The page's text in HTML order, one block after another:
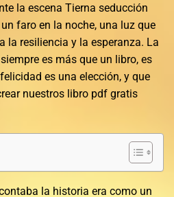
la escena Tierna seducción
faro en la noche, una luz que
la resiliencia y la esperanza. La
es más que un libro, es
es una elección, y que
nuestros libro pdf gratis
la historia era como un